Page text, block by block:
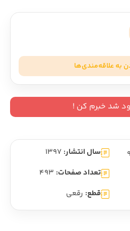
به علاقه‌مندی‌ها
شد خبرم کن !
سال انتشار: 1397
تعداد صفحات: 493
قطع: رقعی